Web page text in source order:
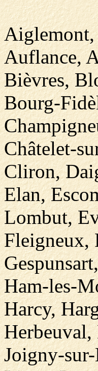
Auflance,
Bièvres,
Bourg-
Châtelet-
Cliron,
Elan,
Lombut,
Fleigneux,
Ham-les-
Harcy,
Joigny-